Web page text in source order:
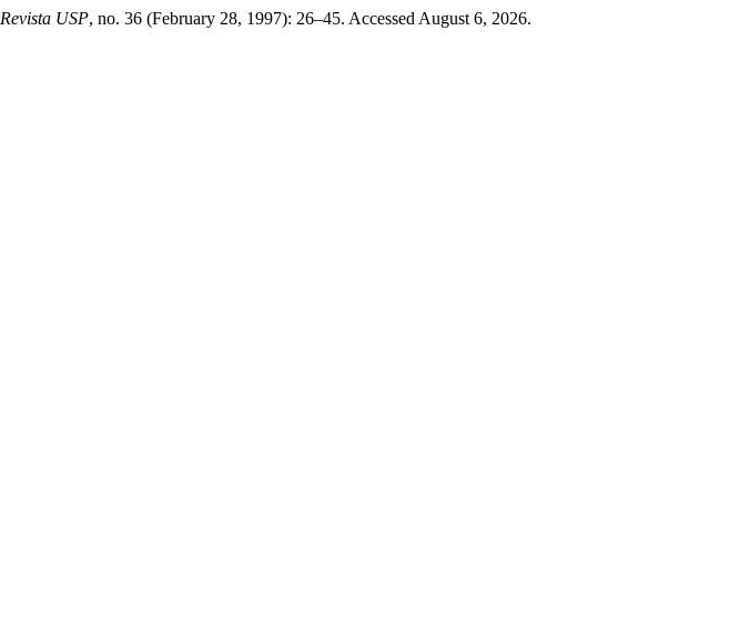
Revista USP, no. 36 (February 28, 1997): 26–45. Accessed August 6, 2026.